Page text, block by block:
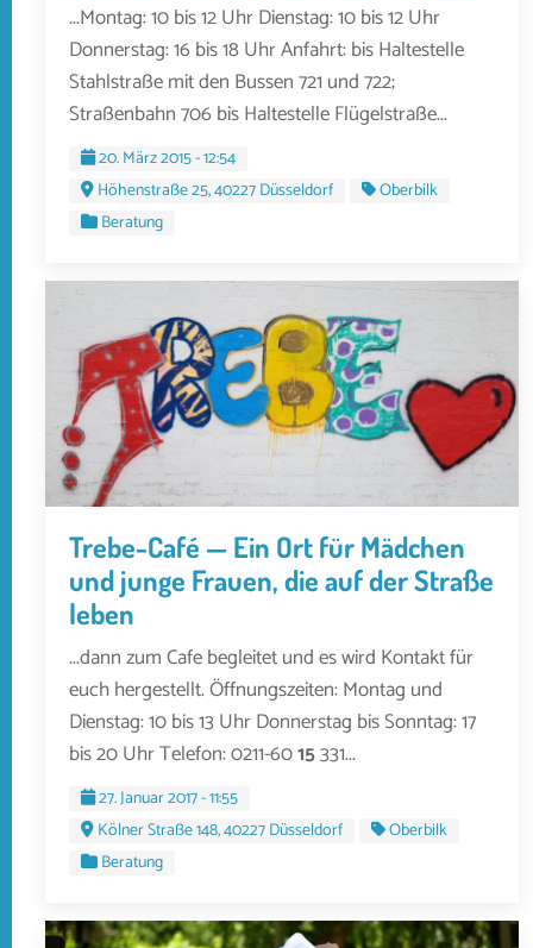
...Montag: 10 bis 12 Uhr Dienstag: 10 bis 12 Uhr
Donnerstag: 16 bis 18 Uhr Anfahrt: bis Haltestelle
Stahlstraße mit den Bussen 721 und 722;
Straßenbahn 706 bis Haltestelle Flügelstraße...
20. März 2015 - 12:54
Höhenstraße 25, 40227 Düsseldorf
Oberbilk
Beratung
Trebe-Café — Ein Ort für Mädchen
und junge Frauen, die auf der Straße
leben
...dann zum Cafe begleitet und es wird Kontakt für
euch hergestellt. Öffnungszeiten: Montag und
Dienstag: 10 bis 13 Uhr Donnerstag bis Sonntag: 17
bis 20 Uhr Telefon: 0211-6015331...
27. Januar 2017 - 11:55
Kölner Straße 148, 40227 Düsseldorf
Oberbilk
Beratung